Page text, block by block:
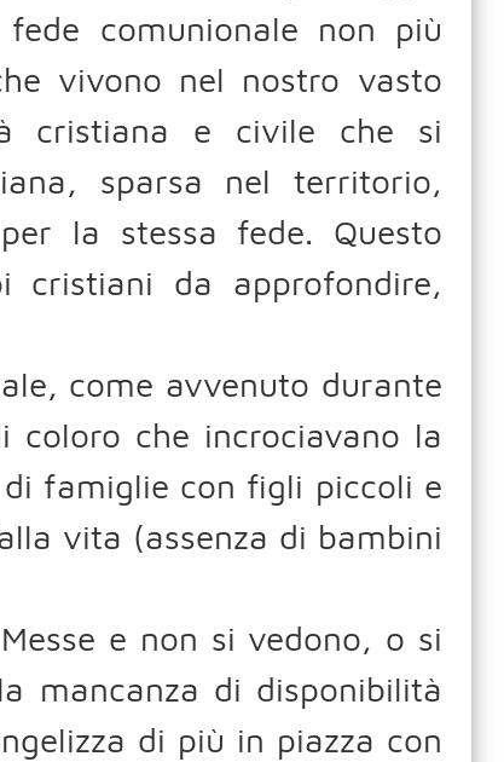
comunionale non più
vivono nel nostro vasto
cristiana e civile che si
sparsa nel territorio,
la stessa fede. Questo
cristiani da approfondire,
come avvenuto durante
coloro che incrociavano la
di famiglie con figli piccoli e
vita (assenza di bambini
e non si vedono, o si
mancanza di disponibilità
di più in piazza con